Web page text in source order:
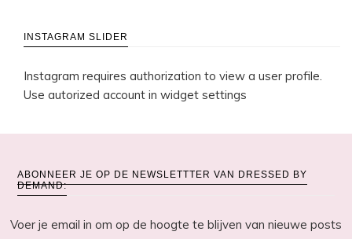
INSTAGRAM SLIDER
Instagram requires authorization to view a user profile.
Use autorized account in widget settings
ABONNEER JE OP DE NEWSLETTTER VAN DRESSED BY
DEMAND:
Voer je email in om op de hoogte te blijven van nieuwe posts